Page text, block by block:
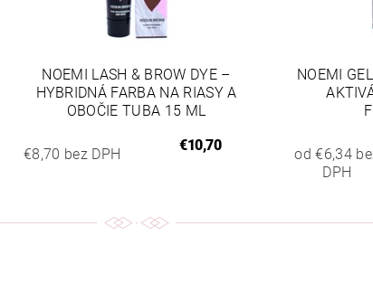
NOEMI LASH & BROW DYE –
HYBRIDNÁ FARBA NA RIASY A
OBOČIE TUBA 15 ML
€8,70 bez DPH
€10,70
NOEMI
od €6,34
DPH